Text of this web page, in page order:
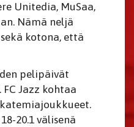
Unitedia, MuSaa,
Nämä neljä
kotona, että
pelipäivät
Jazz kohtaa
20.1 välisenä